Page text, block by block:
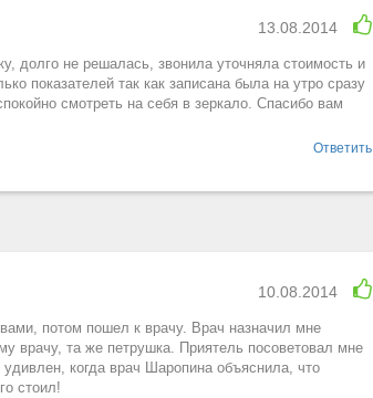
13.08.2014
долго не решалась, звонила уточняла стоимость и
показателей так как записана была на утро сразу
смотреть на себя в зеркало. Спасибо вам
Ответить
10.08.2014
потом пошел к врачу. Врач назначил мне
врачу, та же петрушка. Приятель посоветовал мне
когда врач Шаропина объяснила, что
стоил!